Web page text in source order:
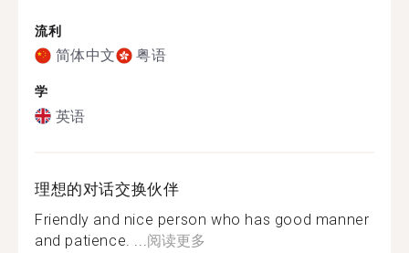
流利
简体中文 粤语
学
英语
理想的对话交换伙伴
Friendly and nice person who has good manner
and patience. ... 阅读更多